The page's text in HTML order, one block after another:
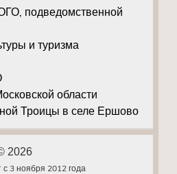
подведомственной
и туризма
области
Троицы в селе Ершово
2026
3 ноября 2012 года